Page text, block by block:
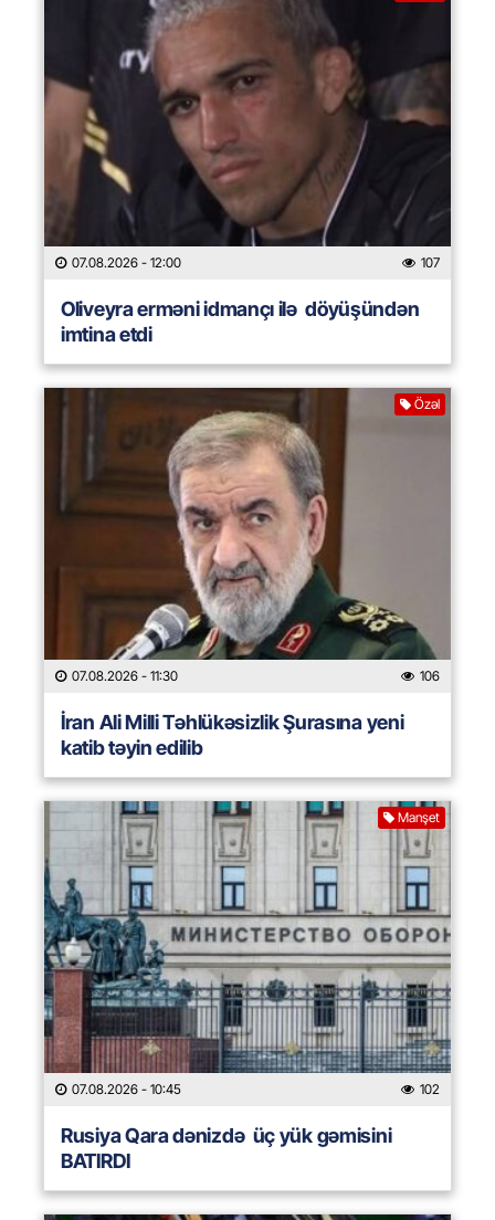
07.08.2026 - 12:00 107
Oliveyra erməni idmançı ilə döyüşündən
imtina etdi
Özəl
07.08.2026 - 11:30 106
İran Ali Milli Təhlükəsizlik Şurasına yeni
katib təyin edilib
Manşet
07.08.2026 - 10:45 102
Rusiya Qara dənizdə üç yük gəmisini
BATIRDI